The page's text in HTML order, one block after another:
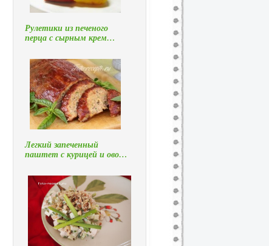
Рулетики из печеного
перца с сырным крем…
Легкий запеченный
паштет с курицей и ово…